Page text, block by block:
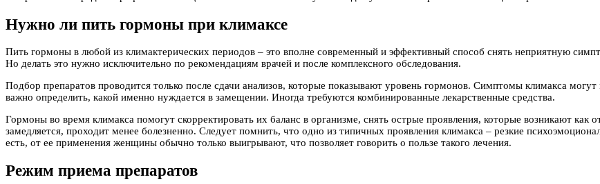
Нужно ли пить гормоны при климаксе
Пить гормоны в любой из климактерических периодов – это вполне современный и эффективный способ снять неприятную
Но делать это нужно исключительно по рекомендациям врачей и после комплексного обследования.
Подбор препаратов проводится только после сдачи анализов, которые показывают уровень гормонов. Симптомы климакса
важно определить, какой именно нуждается в замещении. Иногда требуются комбинированные лекарственные средства.
Гормоны во время климакса помогут скорректировать их баланс в организме, снять острые проявления, которые возникают как
замедляется, проходит менее болезненно. Следует помнить, что одно из типичных проявления климакса – резкие
есть, от ее применения женщины обычно только выигрывают, что позволяет говорить о пользе такого лечения.
Режим приема препаратов